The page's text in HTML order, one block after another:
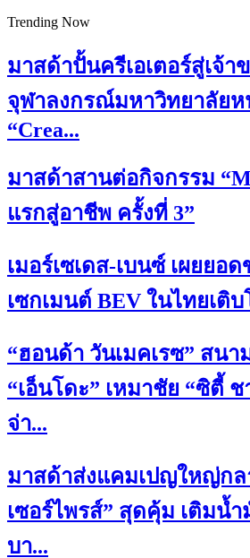
Trending Now
มาสด้าปั้นครีเอเตอร์สู่เจ้า
จุฬาลงกรณ์มหาวิทยาลัยห
“Crea...
มาสด้าสานต่อกิจกรรม
แรกสู่อาชีพ ครั้งที่ 3”
เมอร์เซเดส-เบนซ์ เผยยอ
เซกเมนต์ BEV ในไทยเติบ
“ฮอนด้า วันเมคเรซ” สนา
“เอ็นโดะ” เหมาชัย “ซิตี้ ช
จ่า...
มาสด้าส่งแคมเปญใหญ่กล
เซอร์ไพรส์” สุดคุ้ม เติมน้ำ
บา...